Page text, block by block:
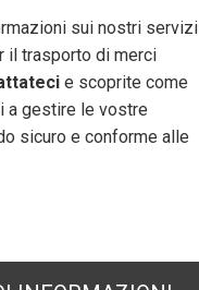
sui nostri servizi
il trasporto di merci
e scoprite come
a gestire le vostre
sicuro e conforme alle